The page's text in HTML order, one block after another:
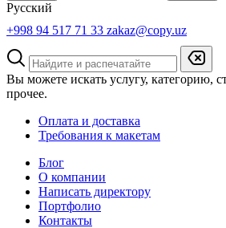
Русский
+998 94 517 71 33 zakaz@copy.uz
Вы можете искать услугу, категорию,
прочее.
Оплата и доставка
Требования к макетам
Блог
О компании
Написать директору
Портфолио
Контакты